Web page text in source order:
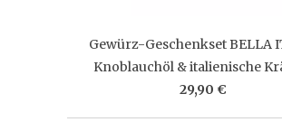
Gewürz-Geschenkset BELLA
Knoblauchöl & italienische
29,90 €